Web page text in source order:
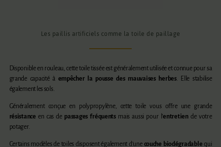
Les paillis artificiels comme la toile de paillage
Disponible en rouleau, cette toile tissée est généralement utilisée et connue pour sa
grande capacité à empêcher la pousse des mauvaises herbes. Elle stabilise
également les sols.
Généralement conçue en polypropylène, cette toile vous offre une grande
résistanceen cas de passages fréquentsmais aussi pour l’entretiende votre
potager.
Certains modèles de toiles disposent également d’une couche biodégradable qui